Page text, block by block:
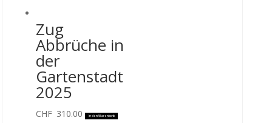
Zug
Abbrüche in
der
Gartenstadt
2025
CHF 310.00 In den Warenkorb